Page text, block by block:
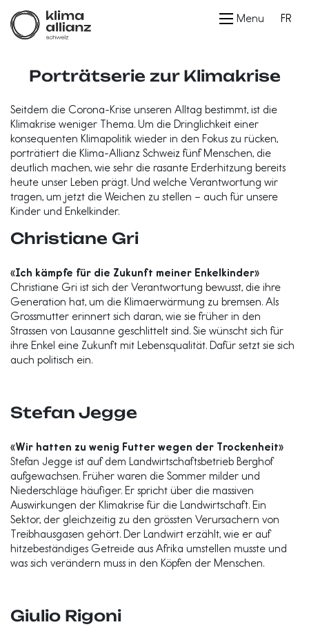
Menu FR
Porträtserie zur Klimakrise
Seitdem die Corona-Krise unseren Alltag bestimmt, ist die
Klimakrise weniger Thema. Um die Dringlichkeit einer
konsequenten Klimapolitik wieder in den Fokus zu rücken,
porträtiert die Klima-Allianz Schweiz fünf Menschen, die
deutlich machen, wie sehr die rasante Erderhitzung bereits
heute unser Leben prägt. Und welche Verantwortung wir
tragen, um jetzt die Weichen zu stellen – auch für unsere
Kinder und Enkelkinder.
Christiane Gri
«Ich kämpfe für die Zukunft meiner Enkelkinder»
Christiane Gri ist sich der Verantwortung bewusst, die ihre
Generation hat, um die Klimaerwärmung zu bremsen. Als
Grossmutter erinnert sich daran, wie sie früher in den
Strassen von Lausanne geschlittelt sind. Sie wünscht sich für
ihre Enkel eine Zukunft mit Lebensqualität. Dafür setzt sie sich
auch politisch ein.
Stefan Jegge
«Wir hatten zu wenig Futter wegen der Trockenheit»
Stefan Jegge ist auf dem Landwirtschaftsbetrieb Berghof
aufgewachsen. Früher waren die Sommer milder und
Niederschläge häufiger. Er spricht über die massiven
Auswirkungen der Klimakrise für die Landwirtschaft. Ein
Sektor, der gleichzeitig zu den grössten Verursachern von
Treibhausgasen gehört. Der Landwirt erzählt, wie er auf
hitzebeständiges Getreide aus Afrika umstellen musste und
was sich verändern muss in den Köpfen der Menschen.
Giulio Rigoni